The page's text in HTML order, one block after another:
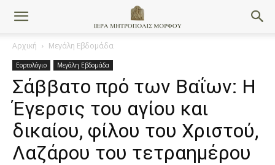
Αρχική Μεγάλη Εβδομάδα
Εορτολόγιο Μεγάλη Εβδομάδα
Σάββατο πρό των Βαΐων: Η
Έγερσις του αγίου και
δικαίου, φίλου του Χριστού,
Λαζάρου του τετραημέρου